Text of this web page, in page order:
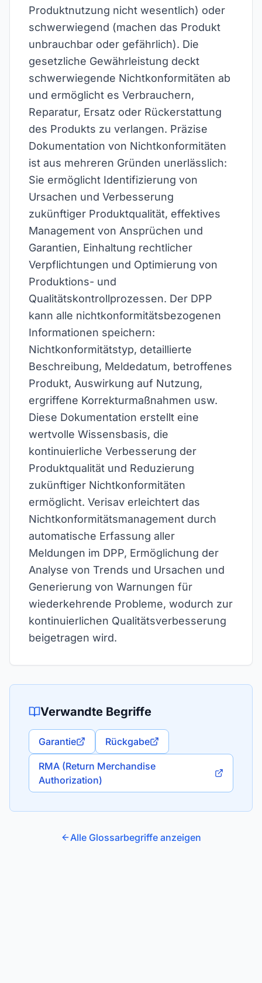
Produktnutzung nicht wesentlich) oder
schwerwiegend (machen das Produkt
unbrauchbar oder gefährlich). Die
gesetzliche Gewährleistung deckt
schwerwiegende Nichtkonformitäten ab
und ermöglicht es Verbrauchern,
Reparatur, Ersatz oder Rückerstattung
des Produkts zu verlangen. Präzise
Dokumentation von Nichtkonformitäten
ist aus mehreren Gründen unerlässlich:
Sie ermöglicht Identifizierung von
Ursachen und Verbesserung
zukünftiger Produktqualität, effektives
Management von Ansprüchen und
Garantien, Einhaltung rechtlicher
Verpflichtungen und Optimierung von
Produktions- und
Qualitätskontrollprozessen. Der DPP
kann alle nichtkonformitätsbezogenen
Informationen speichern:
Nichtkonformitätstyp, detaillierte
Beschreibung, Meldedatum, betroffenes
Produkt, Auswirkung auf Nutzung,
ergriffene Korrekturmaßnahmen usw.
Diese Dokumentation erstellt eine
wertvolle Wissensbasis, die
kontinuierliche Verbesserung der
Produktqualität und Reduzierung
zukünftiger Nichtkonformitäten
ermöglicht. Verisav erleichtert das
Nichtkonformitätsmanagement durch
automatische Erfassung aller
Meldungen im DPP, Ermöglichung der
Analyse von Trends und Ursachen und
Generierung von Warnungen für
wiederkehrende Probleme, wodurch zur
kontinuierlichen Qualitätsverbesserung
beigetragen wird.
Verwandte Begriffe
Garantie Rückgabe
RMA (Return Merchandise
Authorization)
Alle Glossarbegriffe anzeigen